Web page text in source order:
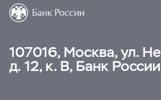
107016, Москва, ул.
д. 12, к. В, Банк России